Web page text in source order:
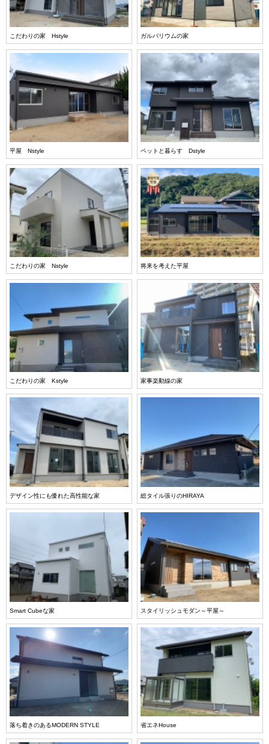
こだわりの家 Hstyle ガルバリウムの家
平屋 Nstyle ペットと暮らす Dstyle
こだわりの家 Nstyle 将来を考えた平屋
こだわりの家 Kstyle 家事楽動線の家
デザイン性にも優れた高性能な家 総タイル張りのHIRAYA
Smart Cubeな家 スタイリッシュモダン～平屋～
落ち着きのあるMODERN STYLE 省エネHouse